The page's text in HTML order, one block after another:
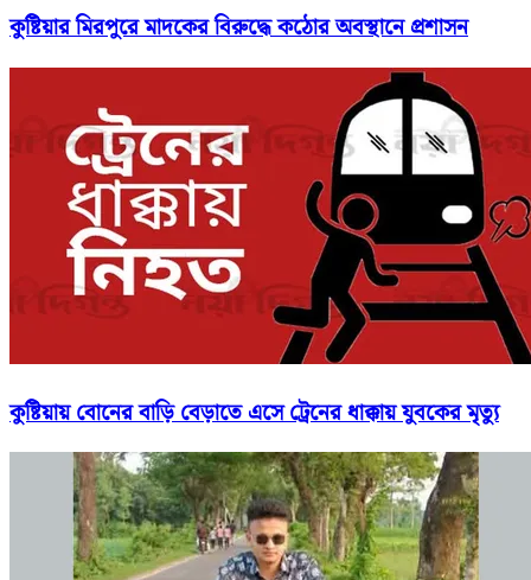
কুষ্টিয়ার মিরপুরে মাদকের বিরুদ্ধে কঠোর অবস্থানে প্রশাসন
কুষ্টিয়ায় বোনের বাড়ি বেড়াতে এসে ট্রেনের ধাক্কায় যুবকের মৃত্যু